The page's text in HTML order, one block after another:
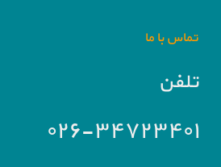
تماس با ما
تلفن
۰۲۶-۳۴۷۲۳۴۰۱